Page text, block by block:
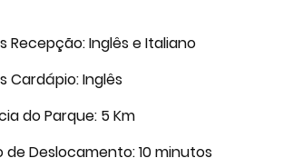
Recepção: Inglês e Italiano
Cardápio: Inglês
do Parque: 5 Km
de Deslocamento: 10 minutos